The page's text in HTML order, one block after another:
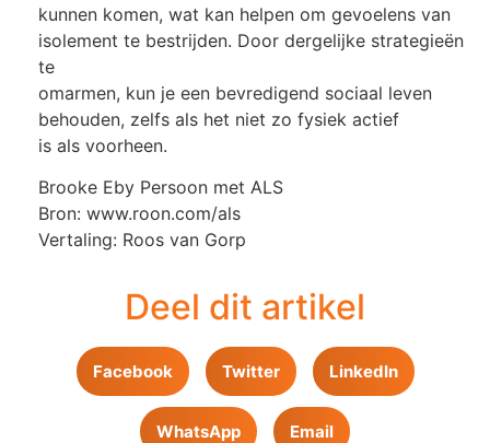
kunnen komen, wat kan helpen om gevoelens van
isolement te bestrijden. Door dergelijke strategieën
te
omarmen, kun je een bevredigend sociaal leven
behouden, zelfs als het niet zo fysiek actief
is als voorheen.
Brooke Eby Persoon met ALS
Bron: www.roon.com/als
Vertaling: Roos van Gorp
Deel dit artikel
Facebook Twitter LinkedIn
WhatsApp Email